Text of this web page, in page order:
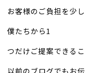
お客様のご負担を少
僕たちから1
つだけご提案できるこ
以前のブログでもお伝